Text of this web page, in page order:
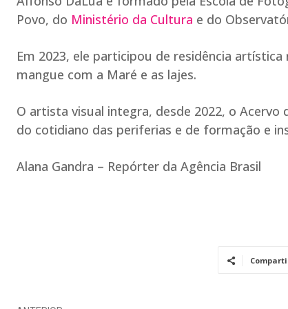
Povo, do Ministério da Cultura e do
Em 2023, ele participou de residência
mangue com a Maré e as lajes.
O artista visual integra, desde 2022, o
do cotidiano das periferias e de formação e
Alana Gandra – Repórter da Agência Brasil